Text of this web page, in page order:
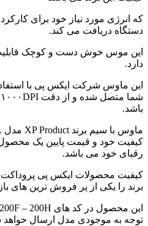
که انرژی مورد نیاز خود برای
دستگاه دریافت می کند.
این موس خوش دست و کوچک قابلیت
دارد.
باشد.
کیفیت خود و قیمت پایین یک
رقبای خود می باشد.
کیفیت محصولات ایکس پی
برند را یکی از پر فروش ترین های
توجه به موجودی مدل ارسال خواهد